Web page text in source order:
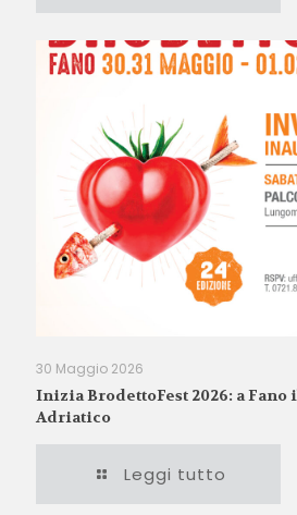
30 Maggio 2026
Inizia BrodettoFest 2026: a
Adriatico
Leggi tutto